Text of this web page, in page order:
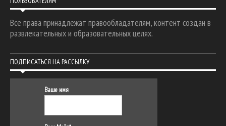
Все права принадлежат правообладателям, контент создан в
развлекательных и образовательных целях.
ПОДПИСАТЬСЯ НА РАССЫЛКУ
Ваше имя